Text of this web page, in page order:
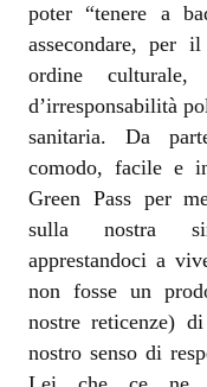
poter “tenere a
assecondare, per
ordine
d’irresponsabilità
sanitaria. Da
comodo, facile e
Green Pass per
sulla nostra
apprestandoci a
non fosse un
nostre reticenze)
nostro senso di